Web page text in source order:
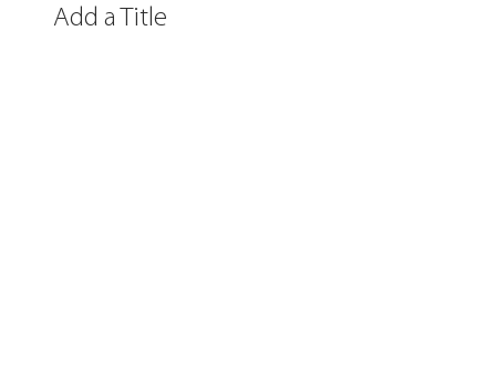
Add a Title